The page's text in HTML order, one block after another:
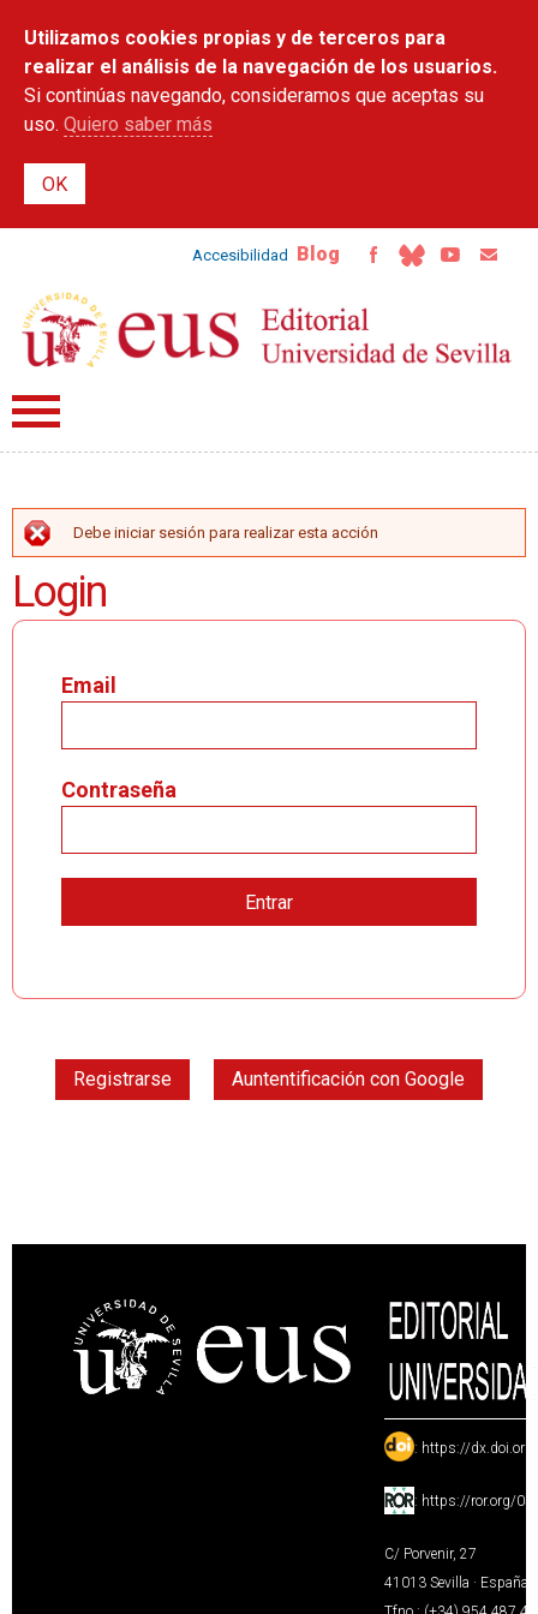
contenido
principal
Utilizamos cookies propias y de terceros para
realizar el análisis de la navegación de los usuarios.
Si continúas navegando, consideramos que aceptas su
uso. Quiero saber más
Accesibilidad Blog
MENSAJE DE ERROR
Debe iniciar sesión para realizar esta acción
Login
Email
Contraseña
Registrarse Auntentificación con Google
: https://
: https://ror.org/
C/ Porvenir, 27
41013 Sevilla · España